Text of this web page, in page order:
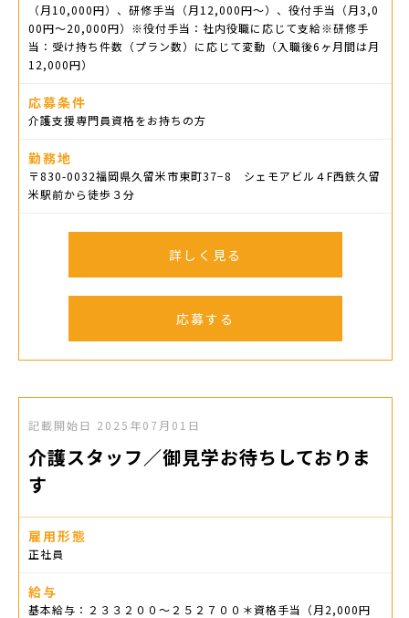
（月10,000円）、研修手当（月12,000円～）、役付手当（月3,0
00円～20,000円）※役付手当：社内役職に応じて支給※研修手
当：受け持ち件数（プラン数）に応じて変動（入職後6ヶ月間は月
12,000円）
応募条件
介護支援専門員資格をお持ちの方
勤務地
〒830-0032福岡県久留米市東町37−8 シェモアビル４F西鉄久留
米駅前から徒歩３分
詳しく見る
応募する
記載開始日 2025年07月01日
介護スタッフ／御見学お待ちしておりま
す
雇用形態
正社員
給与
基本給与：２３３２００〜２５２７００＊資格手当（月2,000円